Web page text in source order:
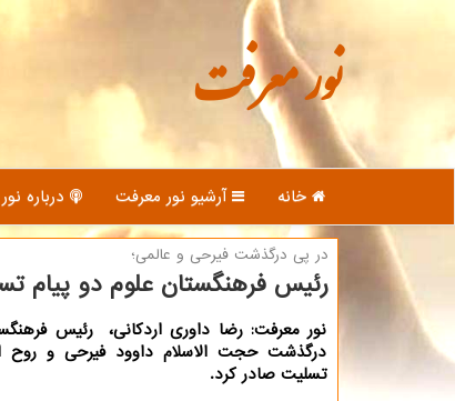
نور معرفت
خانه آرشیو نور معرفت درباره
در پی درگذشت فیرحی و عالمی؛
رئیس فرهنگستان علوم دو پیام
نور معرفت: رضا داوری اردكانی، رئیس
درگذشت حجت الاسلام داوود فیرحی و روح
تسلیت صادر كرد.